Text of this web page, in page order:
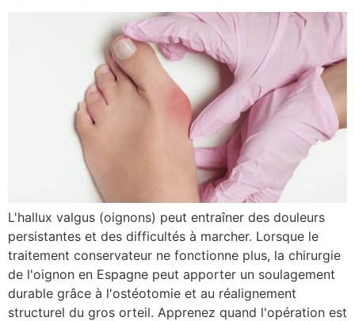
L'hallux valgus (oignons) peut entraîner des douleurs
persistantes et des difficultés à marcher. Lorsque le
traitement conservateur ne fonctionne plus, la chirurgie
de l'oignon en Espagne peut apporter un soulagement
durable grâce à l'ostéotomie et au réalignement
structurel du gros orteil. Apprenez quand l'opération est